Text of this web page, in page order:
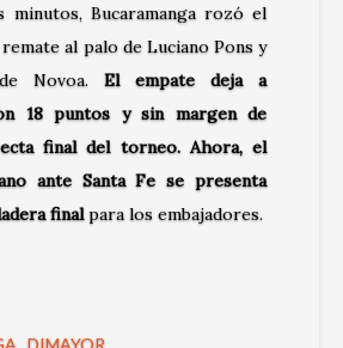
minutos, Bucaramanga rozó el
al palo de Luciano Pons y
Novoa. El empate deja a
18 puntos y sin margen de
final del torneo. Ahora, el
ante Santa Fe se presenta
finalpara los embajadores.
DIMAYOR